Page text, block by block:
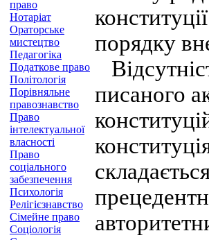
право
Нотаріат
Ораторське
мистецтво
Педагогіка
Податкове право
Політологія
Порівняльне
правознавство
Право
інтелектуальної
власності
Право
соціального
забезпечення
Психологія
Релігієзнавство
Сімейне право
Соціологія
порядку
писаного